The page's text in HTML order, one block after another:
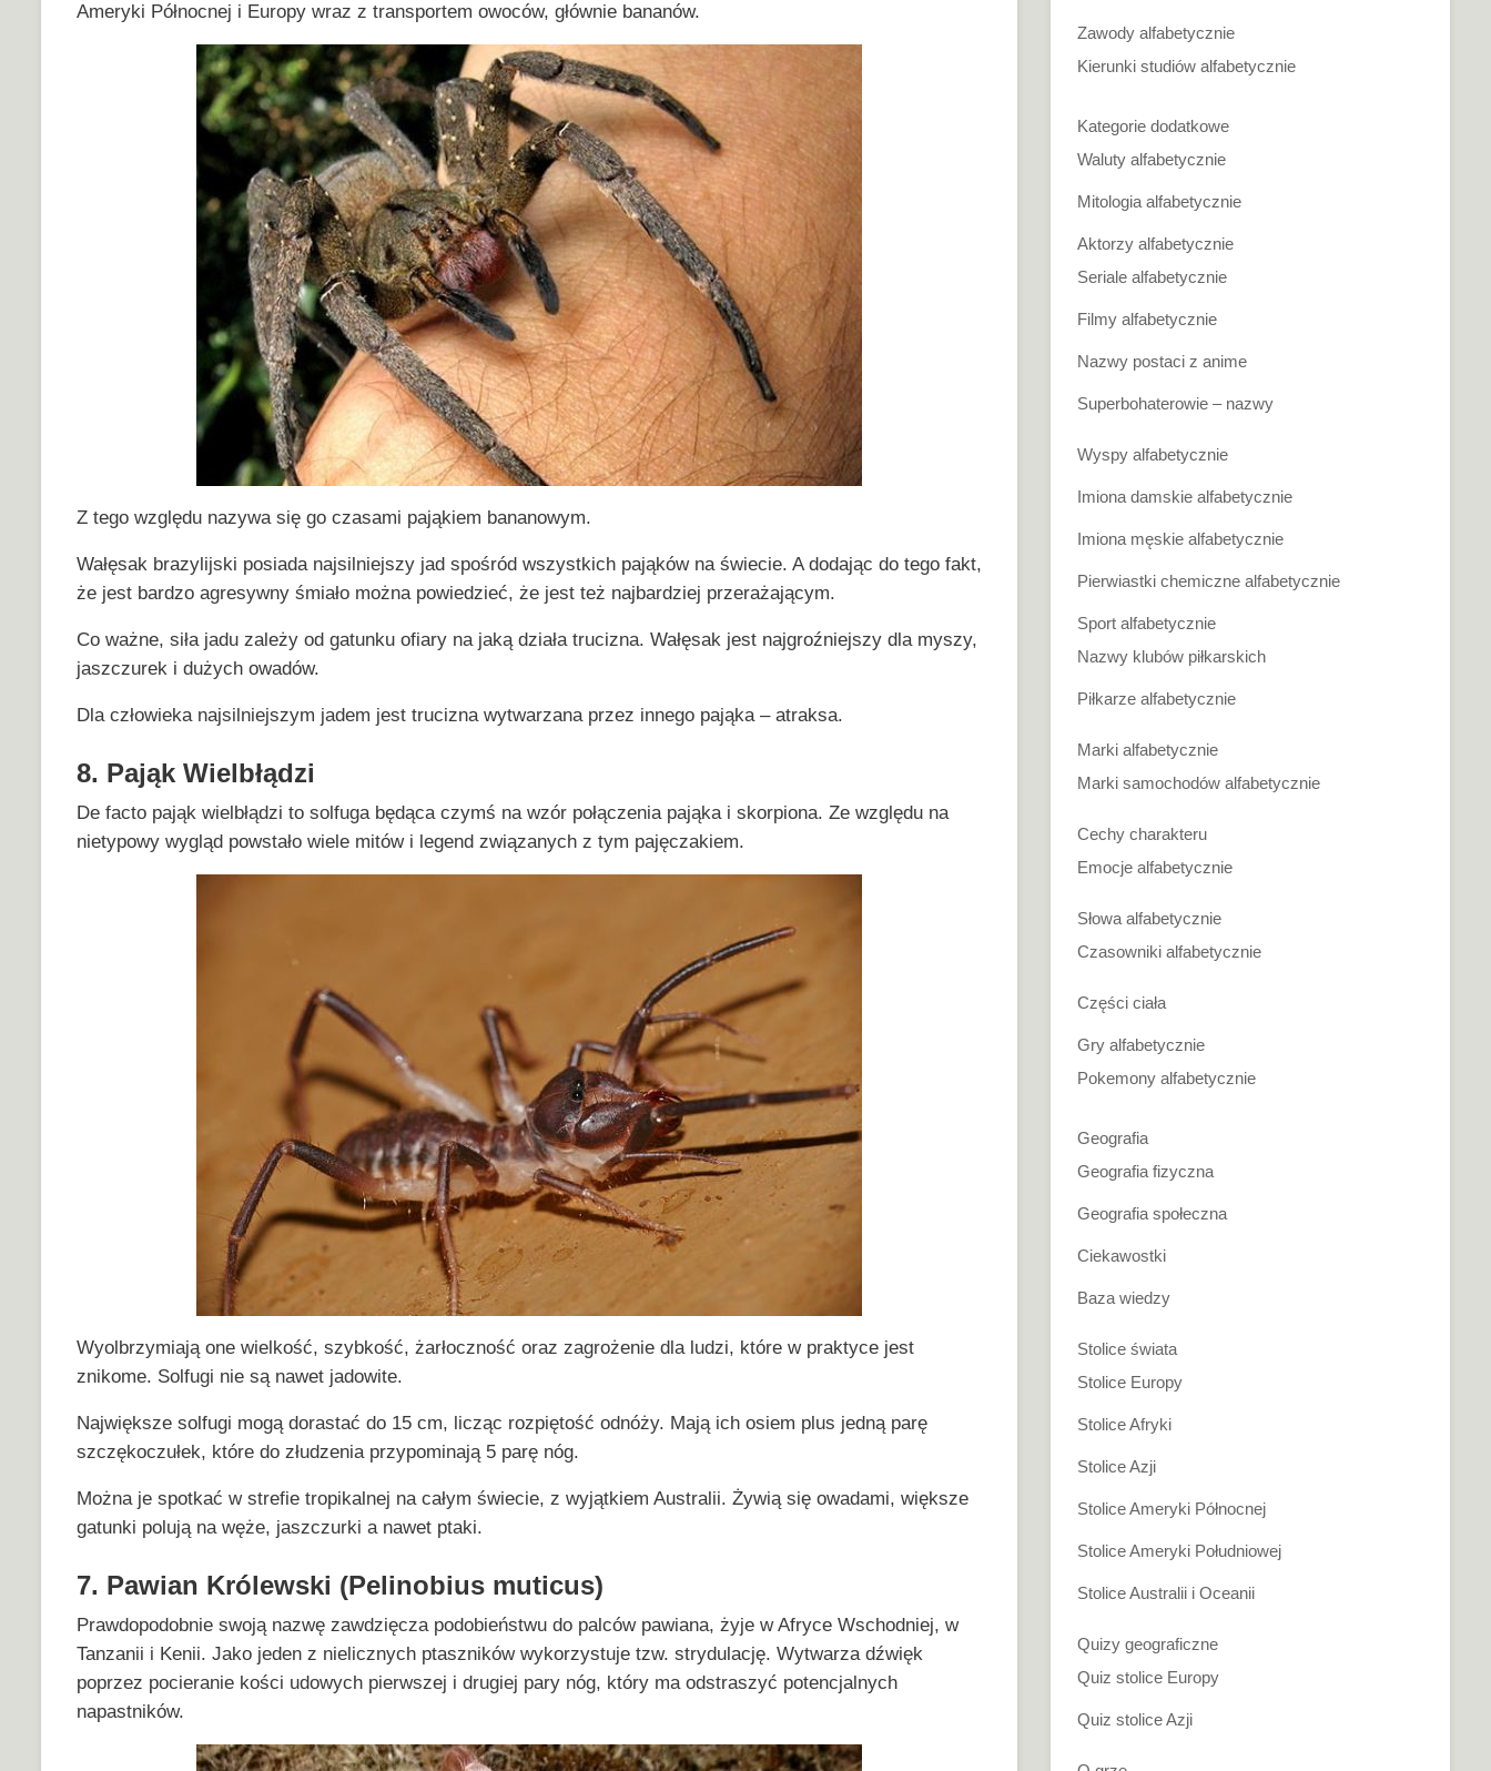
Ameryki Północnej i Europy wraz z transportem owoców, głównie bananów.
Z tego względu nazywa się go czasami pająkiem bananowym.
Wałęsak brazylijski posiada najsilniejszy jad spośród wszystkich pająków na świecie. A dodając do tego fakt,
że jest bardzo agresywny śmiało można powiedzieć, że jest też najbardziej przerażającym.
Co ważne, siła jadu zależy od gatunku ofiary na jaką działa trucizna. Wałęsak jest najgroźniejszy dla myszy,
jaszczurek i dużych owadów.
Dla człowieka najsilniejszym jadem jest trucizna wytwarzana przez innego pająka – atraksa.
8. Pająk Wielbłądzi
De facto pająk wielbłądzi to solfuga będąca czymś na wzór połączenia pająka i skorpiona. Ze względu na
nietypowy wygląd powstało wiele mitów i legend związanych z tym pajęczakiem.
Wyolbrzymiają one wielkość, szybkość, żarłoczność oraz zagrożenie dla ludzi, które w praktyce jest
znikome. Solfugi nie są nawet jadowite.
Największe solfugi mogą dorastać do 15 cm, licząc rozpiętość odnóży. Mają ich osiem plus jedną parę
szczękoczułek, które do złudzenia przypominają 5 parę nóg.
Można je spotkać w strefie tropikalnej na całym świecie, z wyjątkiem Australii. Żywią się owadami, większe
gatunki polują na węże, jaszczurki a nawet ptaki.
7. Pawian Królewski (Pelinobius muticus)
Prawdopodobnie swoją nazwę zawdzięcza podobieństwu do palców pawiana, żyje w Afryce Wschodniej, w
Tanzanii i Kenii. Jako jeden z nielicznych ptaszników wykorzystuje tzw. strydulację. Wytwarza dźwięk
poprzez pocieranie kości udowych pierwszej i drugiej pary nóg, który ma odstraszyć potencjalnych
napastników.
Zawody alfabetycznie
Kierunki studiów alfabetycznie
Kategorie dodatkowe
Waluty alfabetycznie
Mitologia alfabetycznie
Aktorzy alfabetycznie
Seriale alfabetycznie
Filmy alfabetycznie
Nazwy postaci z anime
Superbohaterowie – nazwy
Wyspy alfabetycznie
Imiona damskie alfabetycznie
Imiona męskie alfabetycznie
Pierwiastki chemiczne alfabetycznie
Sport alfabetycznie
Nazwy klubów piłkarskich
Piłkarze alfabetycznie
Marki alfabetycznie
Marki samochodów alfabetycznie
Cechy charakteru
Emocje alfabetycznie
Słowa alfabetycznie
Czasowniki alfabetycznie
Części ciała
Gry alfabetycznie
Pokemony alfabetycznie
Geografia
Geografia fizyczna
Geografia społeczna
Ciekawostki
Baza wiedzy
Stolice świata
Stolice Europy
Stolice Afryki
Stolice Azji
Stolice Ameryki Północnej
Stolice Ameryki Południowej
Stolice Australii i Oceanii
Quizy geograficzne
Quiz stolice Europy
Quiz stolice Azji